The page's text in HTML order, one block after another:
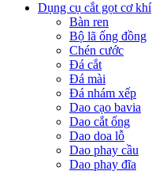
Dụng cụ cắt gọt cơ khí
Bàn ren
Bộ lã ống đồng
Chén cước
Đá cắt
Đá mài
Đá nhám xếp
Dao cạo bavia
Dao cắt ống
Dao doa lỗ
Dao phay cầu
Dao phay đĩa